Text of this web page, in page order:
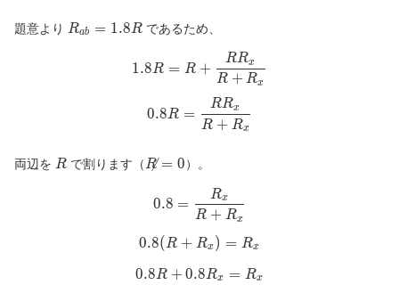
題意より R_{ab}
Rab = 1.8Rであるため、
1.8R = R + \frac{R R_x}{R
1.8R = R +
R + Rx
RRx
0.8R = \frac{R R_x}{R +
0.8R =
R + Rx
RRx
両辺を R
R で割ります（R
0
R = 0）。
0.8 = \frac{R_x}{R + R_x}
0.8 =
R + Rx
Rx
0.8 (R + R_x) = R_x
0.8(R + Rx) = Rx
0.8R + 0.8R_x = R_x
0.8R +0.8Rx = Rx